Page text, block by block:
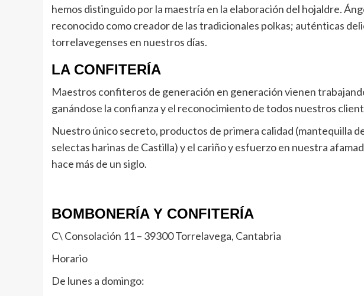
hemos distinguido por la maestría en la elaboración del hojaldre.
reconocido como creador de las tradicionales polkas; auténticas
torrelavegenses en nuestros días.
LA CONFITERÍA
Maestros confiteros de generación en generación vienen
ganándose la confianza y el reconocimiento de todos nuestros
Nuestro único secreto, productos de primera calidad (mantequilla de
selectas harinas de Castilla) y el cariño y esfuerzo en nuestra
hace más de un siglo.
BOMBONERÍA Y CONFITERÍA
C\ Consolación 11 – 39300 Torrelavega, Cantabria
Horario
De lunes a domingo: